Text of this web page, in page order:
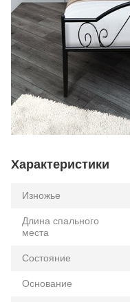
Характеристики
Изножье
Длина спального
места
Состояние
Основание